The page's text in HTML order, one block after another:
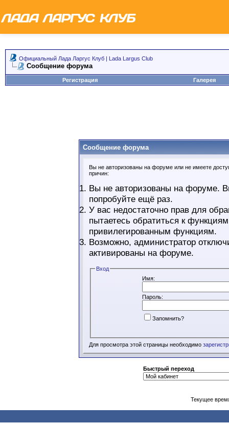
Официальный Лада Ларгус Клуб | Lada Largus Club
Сообщение форума
Регистрация Галерея
Сообщение форума
Вы не авторизованы на форуме или не имеете
причин:
Вы не авторизованы на форуме.
попробуйте ещё раз.
У вас недостаточно прав для
пытаетесь обратиться к
привилегированным функциям.
Возможно, администратор
активированы на форуме.
Вход
Имя:
Пароль:
Запомнить?
Для просмотра этой страницы необходимо
Быстрый переход
Текущее